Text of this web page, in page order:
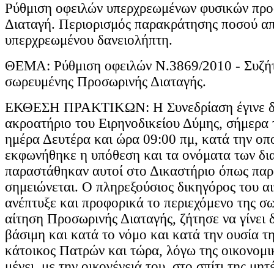
Ρύθμιση οφειλών υπερχρεωμένων φυσικών
Διαταγή. Περιορισμός παρακράτησης ποσού
υπερχρεωμένου δανειολήπτη.
ΘΕΜΑ: Ρύθμιση οφειλών Ν.3869/2010 -
σωρευμένης Προσωρινής Διαταγής.
ΕΚΘΕΣΗ ΠΡΑΚΤΙΚΩΝ: Η Συνεδρίαση έγινε
ακροατήριο του Ειρηνοδικείου Δύμης,
ημέρα Δευτέρα και ώρα 09:00 πμ, κατά την
εκφωνήθηκε η υπόθεση και τα ονόματα των
παραστάθηκαν αυτοί στο Δικαστήριο όπως
σημειώνεται. Ο πληρεξούσιος δικηγόρος του
ανέπτυξε και προφορικά το περιεχόμενο της
αίτηση Προσωρινής Διαταγής, ζήτησε να γίνει
βάσιμη και κατά το νόμο και κατά την ουσία
κάτοικος Πατρών και τώρα, λόγω της